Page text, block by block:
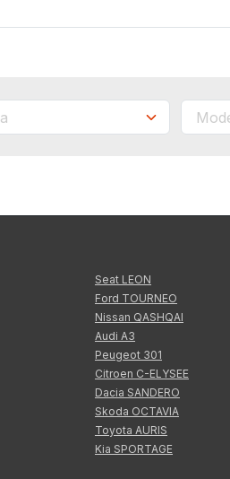
Seat LEON
Ford TOURNEO
Nissan QASHQAI
Audi A3
Peugeot 301
Citroen C-ELYSEE
Dacia SANDERO
Skoda OCTAVIA
Toyota AURIS
Kia SPORTAGE